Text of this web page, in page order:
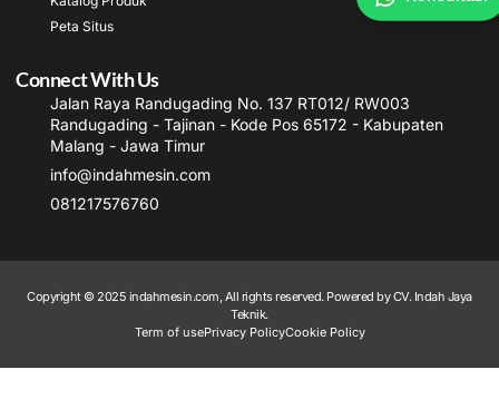
Peta Situs
Connect With Us
Jalan Raya Randugading No. 137 RT012/ RW003
Randugading - Tajinan - Kode Pos 65172 - Kabupaten
Malang - Jawa Timur
info@indahmesin.com
081217576760
Copyright © 2025 indahmesin.com, All rights reserved. Powered by CV. Indah Jaya
Teknik.
Term of usePrivacy PolicyCookie Policy